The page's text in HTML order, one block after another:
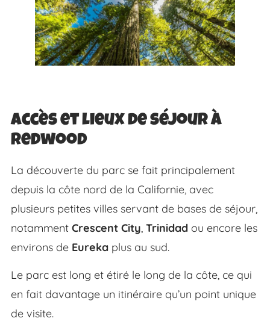
Accès et lieux de séjour à
Redwood
La découverte du parc se fait principalement
depuis la côte nord de la Californie, avec
plusieurs petites villes servant de bases de séjour,
notamment Crescent City Trinidadou encore les
environs de Eurekaplus au sud.
Le parc est long et étiré le long de la côte, ce qui
en fait davantage un itinéraire qu’un point unique
de visite.